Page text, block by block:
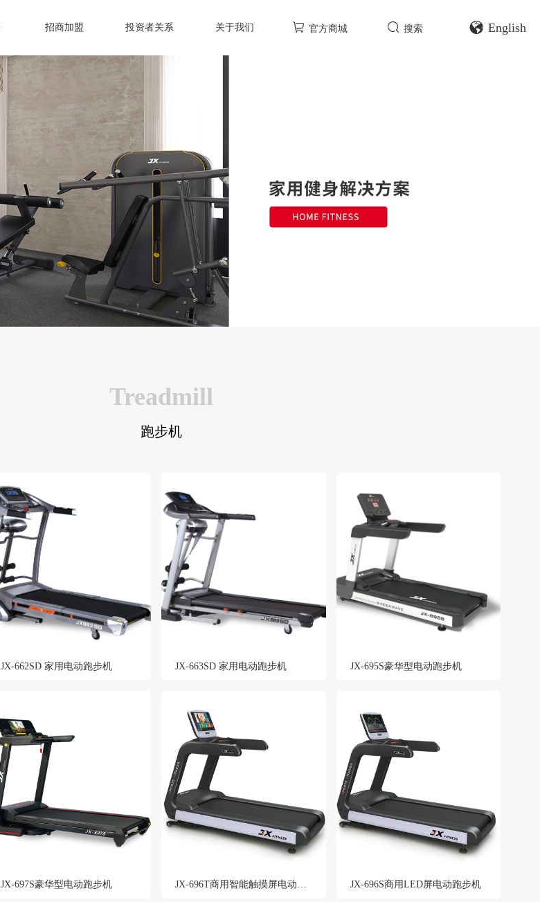
招商加盟 投资者关系 关于我们 官方商城 搜索 English
Treadmill
跑步机
JX-662SD 家用电动跑步机 JX-663SD 家用电动跑步机 JX-695S豪华型电动跑步机
JX-697S豪华型电动跑步机 JX-696T商用智能触摸屏电动跑步机 JX-696S商用LED屏电动跑步机